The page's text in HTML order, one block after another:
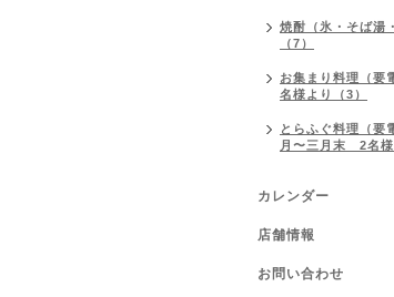
焼酎（氷・そば湯
（7）
お集まり料理（要
名様より（3）
とらふぐ料理（要
月〜三月末 2名様
カレンダー
店舗情報
お問い合わせ